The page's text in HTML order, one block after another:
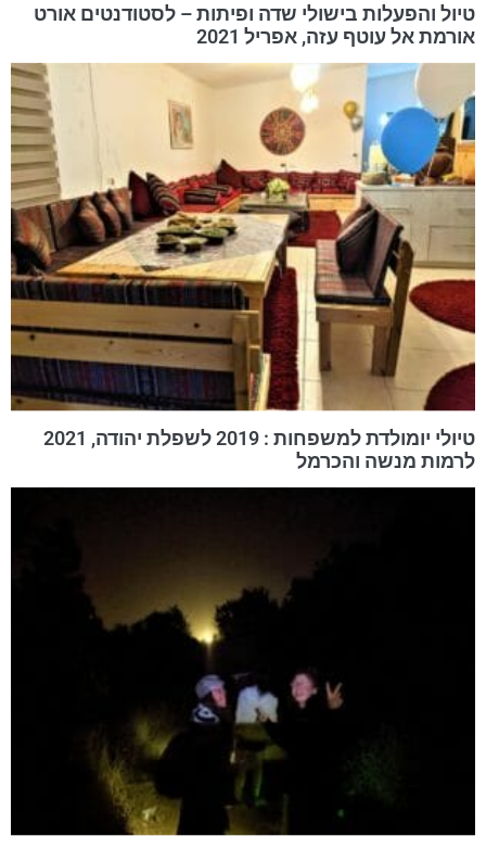
טיול והפעלות בישולי שדה ופיתות – לסטודנטים אורט
אורמת אל עוטף עזה, אפריל 2021
טיולי יומולדת למשפחות : 2019 לשפלת יהודה, 2021
לרמות מנשה והכרמל